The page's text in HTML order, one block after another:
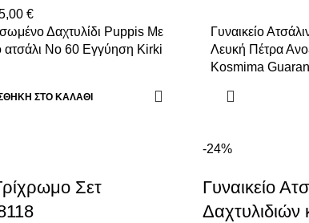
€
Δαχτυλίδι Puppis Με
ατσάλι Νο 60 Εγγύηση Kirki
ΣΤΟ ΚΑΛΆΘΙ
Γυναικείο
Λευκή Πέτρα
Kosmima
Σετ
-24%
Γυναικείο